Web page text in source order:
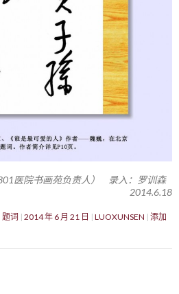
医院书画苑负责人） 录入：罗训森
2014.6.18
词 2014 年 6 月 21 日 LUOXUNSEN 添加